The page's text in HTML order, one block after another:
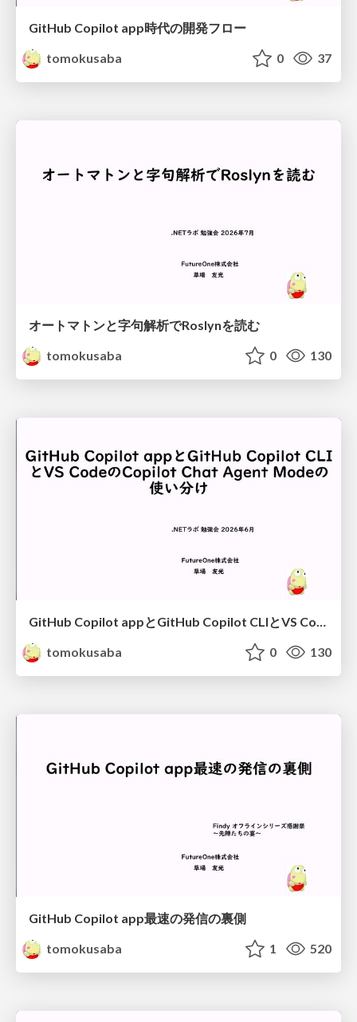
GitHub Copilot app時代の開発フロー
tomokusaba
0 37
オートマトンと字句解析でRoslynを読む
tomokusaba
0 130
GitHub Copilot appとGitHub Copilot CLIとVS CodeのCopilot Chat Agent Modeの使い分け
tomokusaba
0 130
GitHub Copilot app最速の発信の裏側
tomokusaba
1 520